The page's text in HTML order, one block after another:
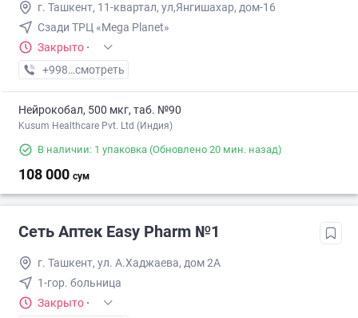
г. Ташкент, 11-квартал, ул,Янгишахар, дом-16
Сзади ТРЦ «Mega Planet»
Закрыто ·
+998 (90) XXX-XX-XX
смотреть
Нейрокобал, 500 мкг, таб. №90
Kusum Healthcare Pvt. Ltd (Индия)
В наличии: 1 упаковка (Обновлено 20 мин. назад)
108 000 сум
Сеть Аптек Easy Pharm №1
г. Ташкент, ул. А.Хаджаева, дом 2А
1-гор. больница
Закрыто ·